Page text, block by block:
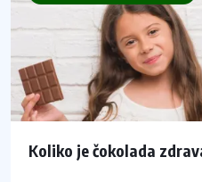
Koliko je čokolada